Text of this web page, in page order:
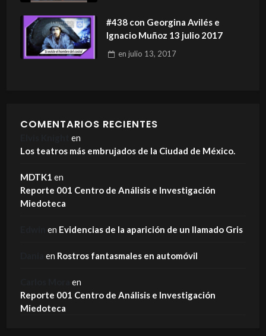
#438 con Georgina Avilés e
Ignacio Muñoz 13 julio 2017
en julio 13, 2017
COMENTARIOS RECIENTES
en
Los teatros más embrujados de la Ciudad de México.
MDTK1 en
Reporte 001 Centro de Análisis e Investigación
Miedoteca
en Evidencias de la aparición de un llamado Gris
en Rostros fantasmales en automóvil
en
Reporte 001 Centro de Análisis e Investigación
Miedoteca